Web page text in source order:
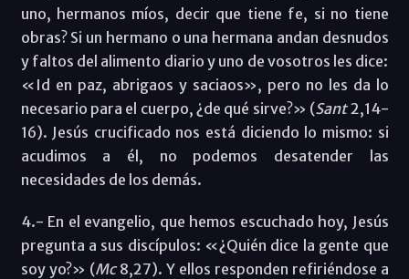
uno, hermanos míos, decir que tiene fe, si no tiene
obras? Si un hermano o una hermana andan desnudos
y faltos del alimento diario y uno de vosotros les dice:
«Id en paz, abrigaos y saciaos», pero no les da lo
necesario para el cuerpo, ¿de qué sirve?» (Sant2,14-
16). Jesús crucificado nos está diciendo lo mismo: si
acudimos a él, no podemos desatender las
necesidades de los demás.
4.- En el evangelio, que hemos escuchado hoy, Jesús
pregunta a sus discípulos: «¿Quién dice la gente que
soy yo?» (Mc8,27). Y ellos responden refiriéndose a